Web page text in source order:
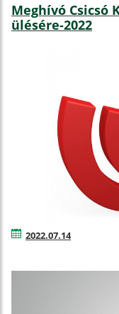
Meghívó Csicsó
ülésére-2022
2022.07.14